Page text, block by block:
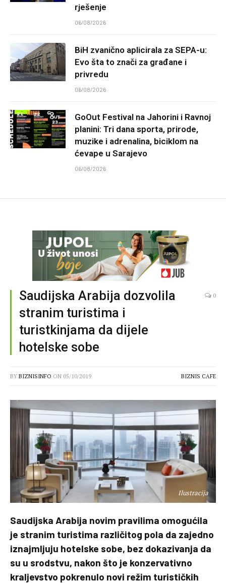
rješenje
06/08/2026
BiH zvanično aplicirala za SEPA-u:
Evo šta to znači za građane i
privredu
06/08/2026
GoOut Festival na Jahorini i Ravnoj
planini: Tri dana sporta, prirode,
muzike i adrenalina, biciklom na
ćevape u Sarajevo
06/08/2026
Saudijska Arabija dozvolila
stranim turistima i
turistkinjama da dijele
hotelske sobe
0
BY BIZNISINFO ON 05/10/2019 BIZNIS CAFE
Ilustracija
Saudijska Arabija novim pravilima omogućila
je stranim turistima različitog pola da zajedno
iznajmljuju hotelske sobe, bez dokazivanja da
su u srodstvu, nakon što je konzervativno
kraljevstvo pokrenulo novi režim turističkih